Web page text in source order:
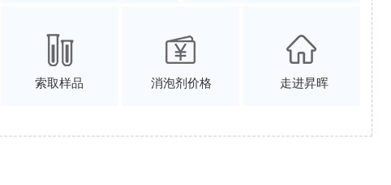
索取样品 消泡剂价格 走进昇晖